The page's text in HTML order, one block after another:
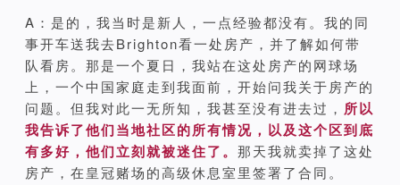
A：是的，我当时是新人，一点经验都没有。我的同
事开车送我去Brighton看一处房产，并了解如何带
队看房。那是一个夏日，我站在这处房产的网球场
上，一个中国家庭走到我面前，开始问我关于房产的
问题。但我对此一无所知，我甚至没有进去过， 所以
我告诉了他们当地社区的所有情况，以及这个区到底
有多好，他们立刻就被迷住了。 那天我就卖掉了这处
房产，在皇冠赌场的高级休息室里签署了合同。